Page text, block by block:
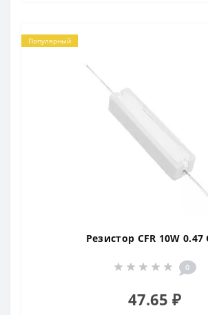
Популярный
Резистор CFR 10W
0
47.65 ₽